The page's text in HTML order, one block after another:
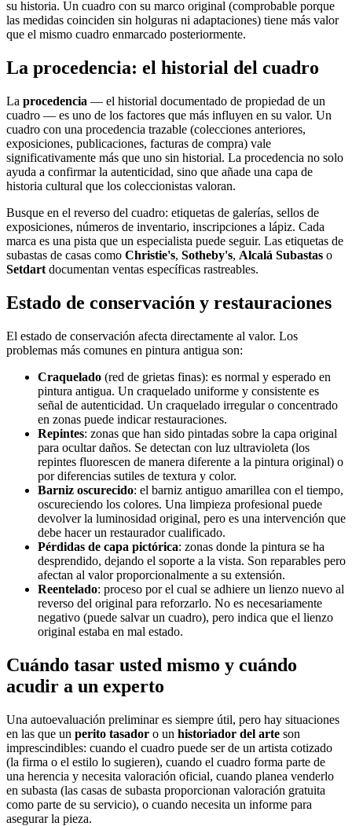
su historia. Un cuadro con su marco original (comprobable porque
las medidas coinciden sin holguras ni adaptaciones) tiene más valor
que el mismo cuadro enmarcado posteriormente.
La procedencia: el historial del cuadro
La procedencia — el historial documentado de propiedad de un
cuadro — es uno de los factores que más influyen en su valor. Un
cuadro con una procedencia trazable (colecciones anteriores,
exposiciones, publicaciones, facturas de compra) vale
significativamente más que uno sin historial. La procedencia no solo
ayuda a confirmar la autenticidad, sino que añade una capa de
historia cultural que los coleccionistas valoran.
Busque en el reverso del cuadro: etiquetas de galerías, sellos de
exposiciones, números de inventario, inscripciones a lápiz. Cada
marca es una pista que un especialista puede seguir. Las etiquetas de
subastas de casas como Christie's, Sotheby's, Alcalá Subastas o
Setdart documentan ventas específicas rastreables.
Estado de conservación y restauraciones
El estado de conservación afecta directamente al valor. Los
problemas más comunes en pintura antigua son:
Craquelado (red de grietas finas): es normal y esperado en
pintura antigua. Un craquelado uniforme y consistente es
señal de autenticidad. Un craquelado irregular o concentrado
en zonas puede indicar restauraciones.
Repintes: zonas que han sido pintadas sobre la capa original
para ocultar daños. Se detectan con luz ultravioleta (los
repintes fluorescen de manera diferente a la pintura original) o
por diferencias sutiles de textura y color.
Barniz oscurecido: el barniz antiguo amarillea con el tiempo,
oscureciendo los colores. Una limpieza profesional puede
devolver la luminosidad original, pero es una intervención que
debe hacer un restaurador cualificado.
Pérdidas de capa pictórica: zonas donde la pintura se ha
desprendido, dejando el soporte a la vista. Son reparables pero
afectan al valor proporcionalmente a su extensión.
Reentelado: proceso por el cual se adhiere un lienzo nuevo al
reverso del original para reforzarlo. No es necesariamente
negativo (puede salvar un cuadro), pero indica que el lienzo
original estaba en mal estado.
Cuándo tasar usted mismo y cuándo
acudir a un experto
Una autoevaluación preliminar es siempre útil, pero hay situaciones
en las que un perito tasador o un historiador del arte son
imprescindibles: cuando el cuadro puede ser de un artista cotizado
(la firma o el estilo lo sugieren), cuando el cuadro forma parte de
una herencia y necesita valoración oficial, cuando planea venderlo
en subasta (las casas de subasta proporcionan valoración gratuita
como parte de su servicio), o cuando necesita un informe para
asegurar la pieza.